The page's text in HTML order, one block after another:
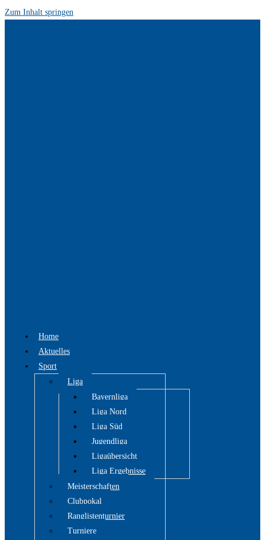
Zum Inhalt springen
Home
Aktuelles
Sport
Liga
Bayernliga
Liga Nord
Liga Süd
Jugendliga
Ligaübersicht
Liga Ergebnisse
Meisterschaften
Clubpokal
Ranglistenturnier
Turniere